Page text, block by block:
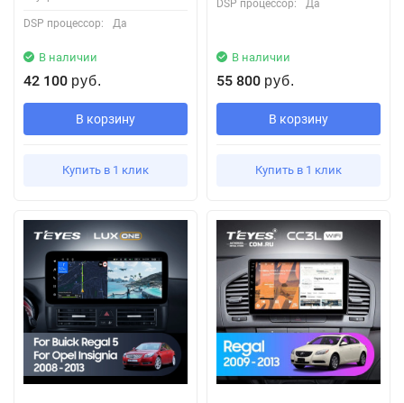
DSP процессор: Да
В наличии
42 100 руб.
В корзину
Купить в 1 клик
DSP процессор: Да
В наличии
55 800 руб.
В корзину
Купить в 1 клик